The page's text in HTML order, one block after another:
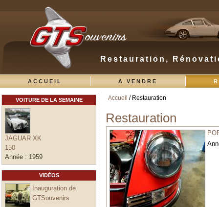
Restauration,
ACCUEIL A VENDRE
VOITURE DE LA SEMAINE
JAGUAR XK
150
Année : 1959
VIDÉOS
Inauguration de
GTSouvenirs
Vous êtes ici
Accueil / Restauration
Restauration